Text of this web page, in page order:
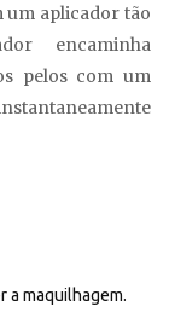
um aplicador tão
encaminha
pelos com um
a maquilhagem.